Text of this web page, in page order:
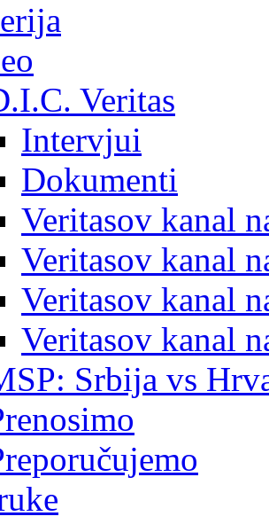
Veritas
Intervjui
Dokumenti
Veritasov kanal
Veritasov kanal
Veritasov kanal
Veritasov kanal
Srbija vs